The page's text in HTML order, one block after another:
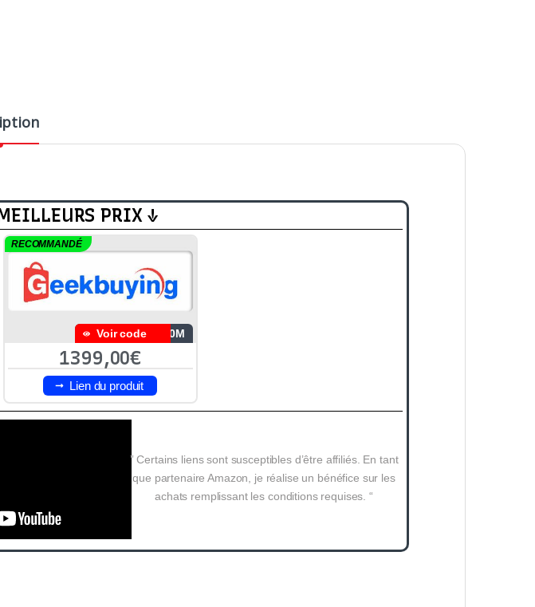
PRIX ↓
RECOMMANDÉ
Voir code 70M
1399,00€
Lien du produit
” Certains liens sont susceptibles d’être affiliés. En tant
que partenaire Amazon, je réalise un bénéfice sur les
achats remplissant les conditions requises. “